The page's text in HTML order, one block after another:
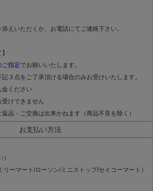
えいただくか、お電話にてご連絡下さい。
ご指定でお願いいたします。
３点をご了承頂ける場合のみお受けいたします。
金ください
受けできません
品・ご交換は出来かねます（商品不良を除く）
お支払い方法
ーマート/ローソン/ミニストップ/セイコーマート）